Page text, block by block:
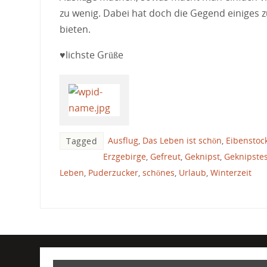
zu wenig. Dabei hat doch die Gegend einiges
bieten.
♥lichste Grüße
Tagged Ausflug, Das Leben ist schön,
Erzgebirge, Gefreut, Geknipst, Geknipstes
Leben, Puderzucker, schönes, Urlaub, Winterzeit